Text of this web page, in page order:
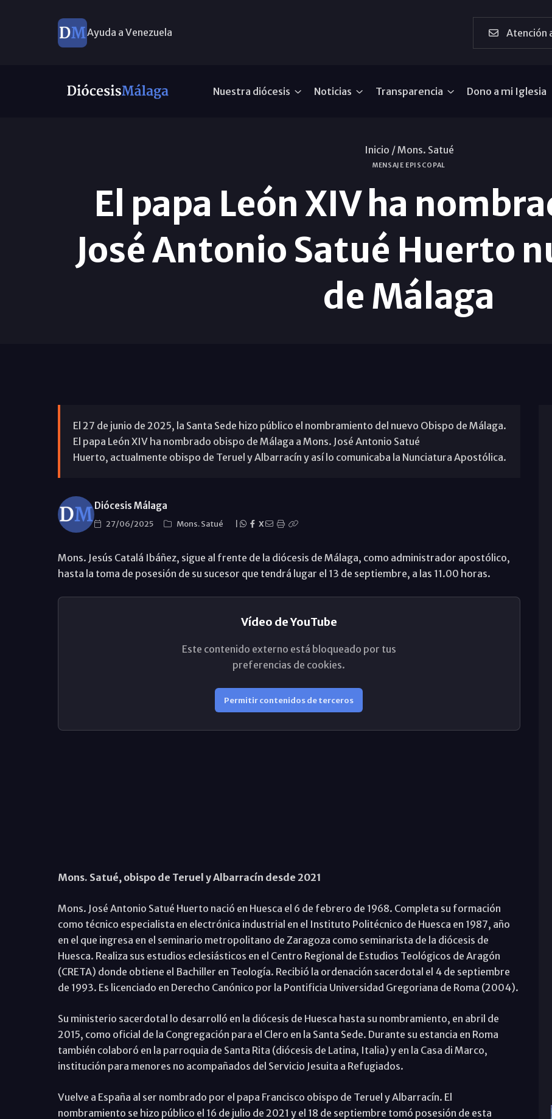
Ayuda a Venezuela Atención
Nuestra diócesis Noticias Transparencia Dono a mi Iglesia
Inicio /Mons. Satué
MENSAJE EPISCOPAL
El papa León XIV ha
José Antonio Satué Huerto
de Málaga
El 27 de junio de 2025, la Santa Sede hizo público el nombramiento del nuevo Obispo de Málaga.
El papa León XIV ha nombrado obispo de Málaga a Mons. José Antonio Satué
Huerto, actualmente obispo de Teruel y Albarracín y así lo comunicaba la Nunciatura Apostólica.
Diócesis Málaga
27/06/2025 Mons. Satué X
Mons. Jesús Catalá Ibáñez, sigue al frente de la diócesis de Málaga, como administrador apostólico,
hasta la toma de posesión de su sucesor que tendrá lugar el 13 de septiembre, a las 11.00 horas.
Vídeo de YouTube
Este contenido externo está bloqueado por tus
preferencias de cookies.
Permitir contenidos de terceros
Mons. Satué, obispo de Teruel y Albarracín desde 2021
Mons. José Antonio Satué Huerto nació en Huesca el 6 de febrero de 1968. Completa su formación
como técnico especialista en electrónica industrial en el Instituto Politécnico de Huesca en 1987, año
en el que ingresa en el seminario metropolitano de Zaragoza como seminarista de la diócesis de
Huesca. Realiza sus estudios eclesiásticos en el Centro Regional de Estudios Teológicos de Aragón
(CRETA) donde obtiene el Bachiller en Teología. Recibió la ordenación sacerdotal el 4 de septiembre
de 1993. Es licenciado en Derecho Canónico por la Pontificia Universidad Gregoriana de Roma (2004).
Su ministerio sacerdotal lo desarrolló en la diócesis de Huesca hasta su nombramiento, en abril de
2015, como oficial de la Congregación para el Clero en la Santa Sede. Durante su estancia en Roma
también colaboró en la parroquia de Santa Rita (diócesis de Latina, Italia) y en la Casa di Marco,
institución para menores no acompañados del Servicio Jesuita a Refugiados.
Vuelve a España al ser nombrado por el papa Francisco obispo de Teruel y Albarracín. El
nombramiento se hizo público el 16 de julio de 2021 y el 18 de septiembre tomó posesión de esta